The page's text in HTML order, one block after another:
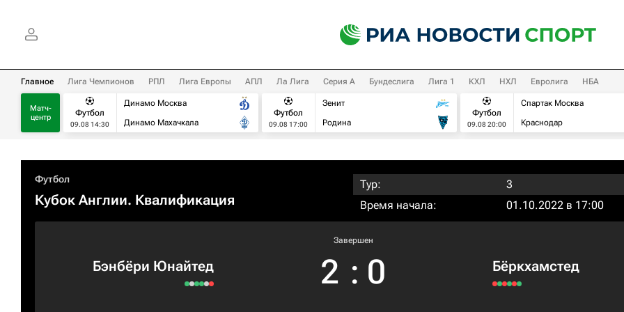
Главное Лига Чемпионов РПЛ Лига Европы АПЛ Ла Лига Серия А Бундеслига Лига 1 КХЛ НХЛ Евролига НБА
Матч-
центр
Футбол
09.08 14:30
Динамо Москва
Динамо Махачкала
Футбол
09.08 17:00
Зенит
Родина
Футбол
09.08 20:00
Спартак Москва
Краснодар
Футбол
Кубок Англии. Квалификация
Тур:
3
Время начала:
01.10.2022 в 17:00
Бэнбёри Юнайтед
Завершен
2 : 0 Бёркхамстед